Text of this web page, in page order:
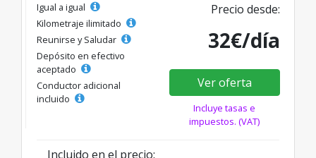
Igual a igual
Kilometraje ilimitado
Reunirse y Saludar
Depósito en efectivo
aceptado
Conductor adicional
incluido
Precio desde:
32€/día
Ver oferta
Incluye tasas e
impuestos. (VAT)
Incluido en el precio: